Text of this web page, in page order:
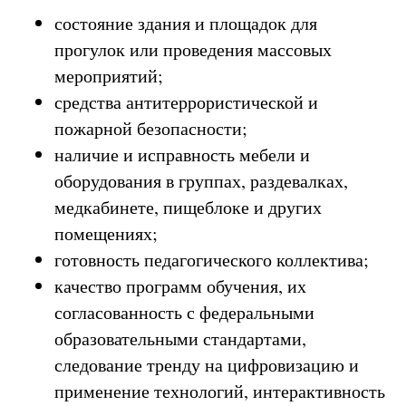
состояние здания и площадок для
прогулок или проведения массовых
мероприятий;
средства антитеррористической и
пожарной безопасности;
наличие и исправность мебели и
оборудования в группах, раздевалках,
медкабинете, пищеблоке и других
помещениях;
готовность педагогического коллектива;
качество программ обучения, их
согласованность с федеральными
образовательными стандартами,
следование тренду на цифровизацию и
применение технологий, интерактивность